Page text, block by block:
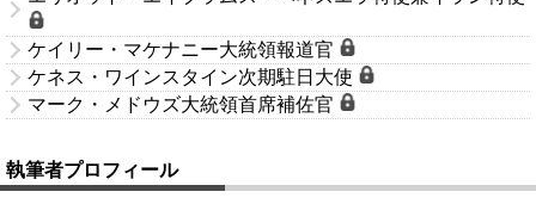
ケイリー・マケナニー大統領報道官
ケネス・ワインスタイン次期駐日大使
マーク・メドウズ大統領首席補佐官
執筆者プロフィール